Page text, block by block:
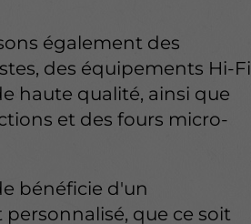
également des
des équipements Hi-Fi
haute qualité, ainsi que
et des fours micro-
bénéficie d'un
que ce soit